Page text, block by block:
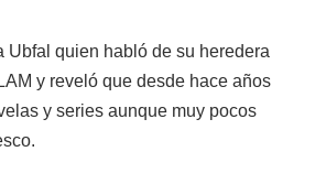
Ubfal quien habló de su heredera
y reveló que desde hace años
y series aunque muy pocos